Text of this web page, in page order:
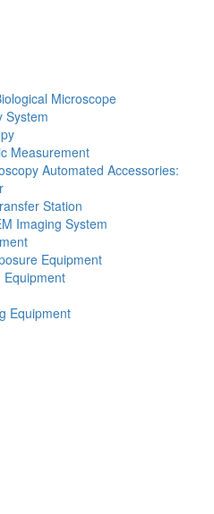
Microscope
System
Measurement
Automated Accessories:
Station
Imaging System
Equipment
Equipment
Equipment